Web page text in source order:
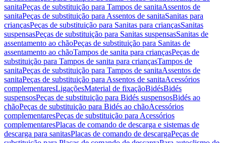
sanitaPeças de substituição para Tampos de sanitaAssentos de
sanitaPeças de substituição para Assentos de sanitaSanitas para
criançasPeças de substituição para Sanitas para criançasSanitas
suspensasPeças de substituição para Sanitas suspensasSanitas de
assentamento ao chãoPeças de substituição para Sanitas de
assentamento ao chãoTampos de sanita para criançasPeças de
substituição para Tampos de sanita para criançasTampos de
sanitaPeças de substituição para Tampos de sanitaAssentos de
sanitaPeças de substituição para Assentos de sanitaAcessórios
complementaresLigaçõesMaterial de fixaçãoBidésBidés
suspensosPeças de substituição para Bidés suspensosBidés ao
chãoPeças de substituição para Bidés ao chãoAcessórios
complementaresPeças de substituição para Acessórios
complementaresPlacas de comando de descarga e sistemas de
descarga para sanitasPlacas de comando de descargaPeças de